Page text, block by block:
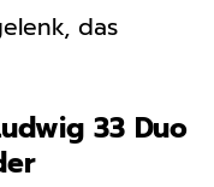
das
33 Duo